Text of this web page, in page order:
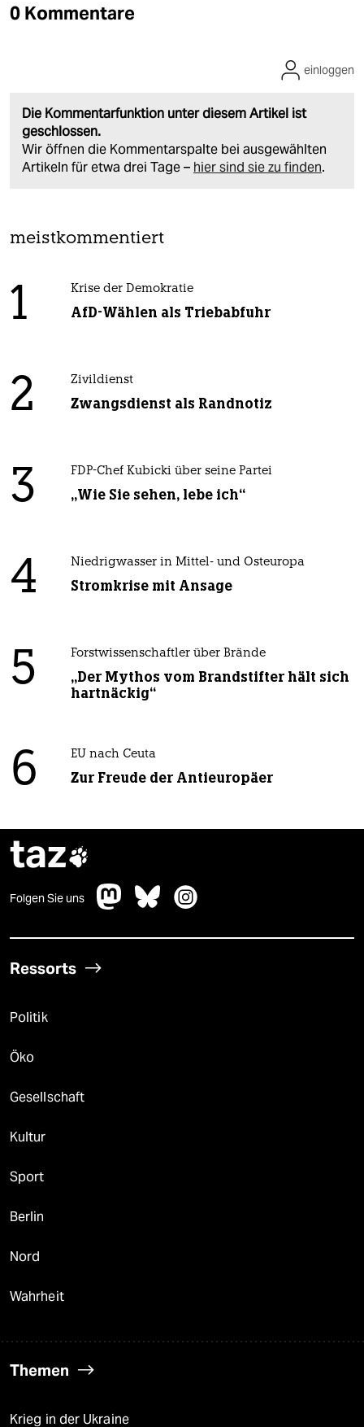
0 Kommentare
Die Kommentarfunktion unter diesem Artikel ist
geschlossen.
Wir öffnen die Kommentarspalte bei ausgewählten
Artikeln für etwa drei Tage – hier sind sie zu finden.
einloggen
meistkommentiert
1 Krise der Demokratie
AfD-Wählen als Triebabfuhr
2 Zivildienst
Zwangsdienst als Randnotiz
3 FDP-Chef Kubicki über seine Partei
„Wie Sie sehen, lebe ich“
4 Niedrigwasser in Mittel- und Osteuropa
Stromkrise mit Ansage
5 Forstwissenschaftler über Brände
„Der Mythos vom Brandstifter hält sich
hartnäckig“
6 EU nach Ceuta
Zur Freude der Antieuropäer
taz
Folgen Sie uns
Ressorts
Politik
Öko
Gesellschaft
Kultur
Sport
Berlin
Nord
Wahrheit
Themen
Krieg in der Ukraine